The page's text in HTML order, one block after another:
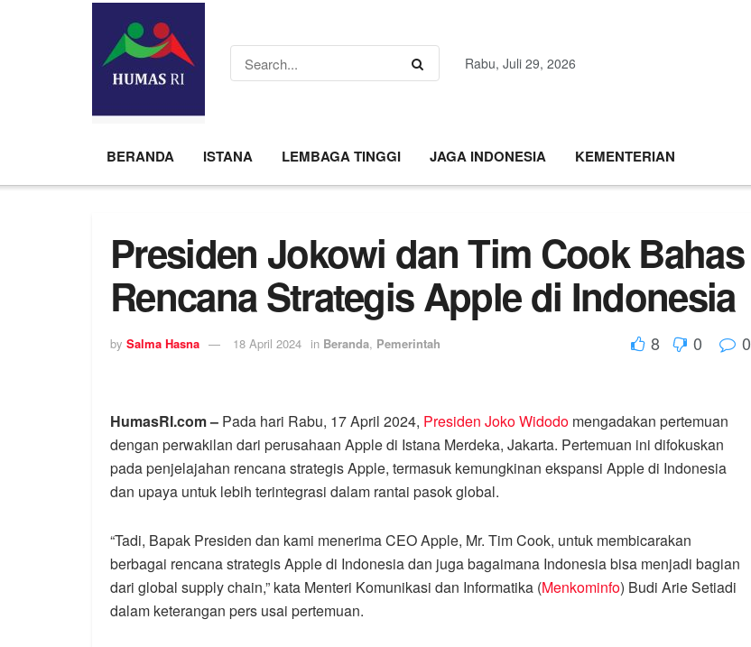
Rabu, Juli 29, 2026
BERANDA ISTANA LEMBAGA TINGGI JAGA INDONESIA KEMENTERIAN
Presiden Jokowi dan Tim Cook Bahas
Rencana Strategis Apple di Indonesia
by Salma Hasna 18 April 2024 in Beranda, Pemerintah 8 0 0
HumasRI.com – Pada hari Rabu, 17 April 2024, Presiden Joko Widodo mengadakan pertemuan
dengan perwakilan dari perusahaan Apple di Istana Merdeka, Jakarta. Pertemuan ini difokuskan
pada penjelajahan rencana strategis Apple, termasuk kemungkinan ekspansi Apple di Indonesia
dan upaya untuk lebih terintegrasi dalam rantai pasok global.
“Tadi, Bapak Presiden dan kami menerima CEO Apple, Mr. Tim Cook, untuk membicarakan
berbagai rencana strategis Apple di Indonesia dan juga bagaimana Indonesia bisa menjadi bagian
dari global supply chain,” kata Menteri Komunikasi dan Informatika (Menkominfo) Budi Arie Setiadi
dalam keterangan pers usai pertemuan.